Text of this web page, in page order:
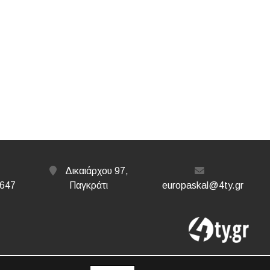
Δικαιάρχου 97,
Παγκράτι
europaskal@4ty.gr